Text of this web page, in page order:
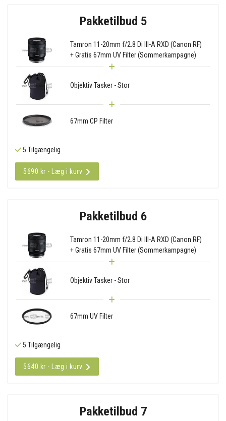
Pakketilbud 5
Tamron 11-20mm f/2.8 Di III-A RXD (Canon RF)
+ Gratis 67mm UV Filter (Sommerkampagne)
Objektiv Tasker - Stor
67mm CP Filter
5 Tilgængelig
5690 kr - Læg i kurv
Pakketilbud 6
Tamron 11-20mm f/2.8 Di III-A RXD (Canon RF)
+ Gratis 67mm UV Filter (Sommerkampagne)
Objektiv Tasker - Stor
67mm UV Filter
5 Tilgængelig
5640 kr - Læg i kurv
Pakketilbud 7